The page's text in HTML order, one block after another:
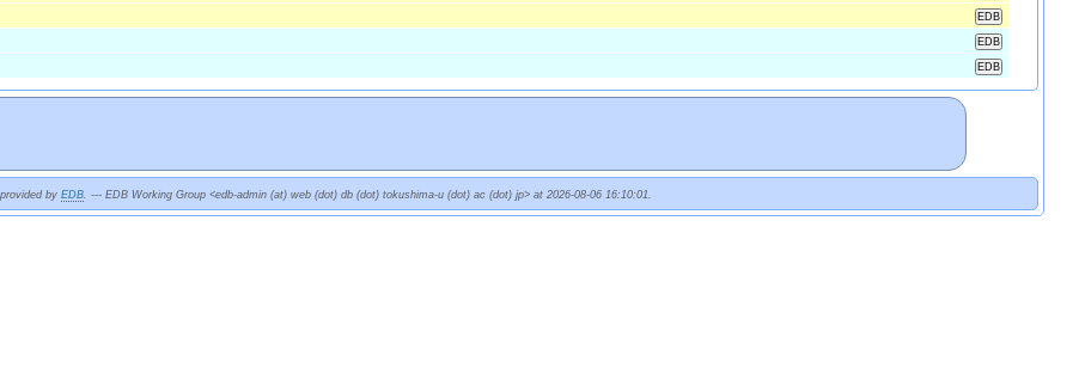
byEDB. --- EDB Working Group <edb-admin (at) web (dot) db (dot) tokushima-u (dot) ac (dot) jp> at 2026-08-06 16:10:01.